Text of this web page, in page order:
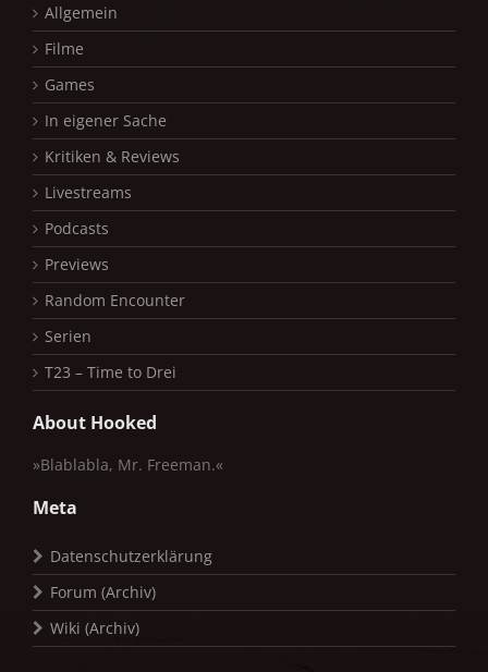
Allgemein
Filme
Games
In eigener Sache
Kritiken & Reviews
Livestreams
Podcasts
Previews
Random Encounter
Serien
T23 – Time to Drei
About Hooked
»Blablabla, Mr. Freeman.«
Meta
Datenschutzerklärung
Forum (Archiv)
Wiki (Archiv)